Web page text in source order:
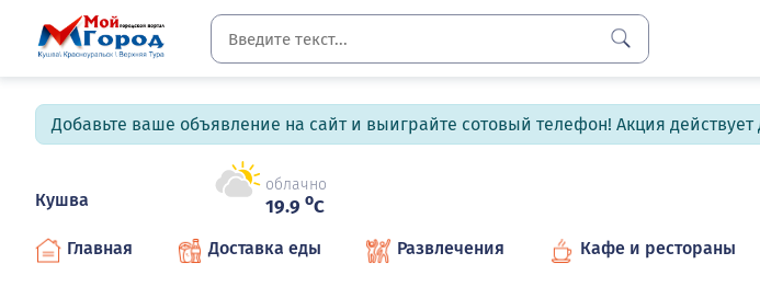
Добавьте ваше объявление на сайт и выиграйте сотовый телефон! Акция действует
Кушва
облачно
19.9 oC
Главная Доставка еды Развлечения Кафе и рестораны